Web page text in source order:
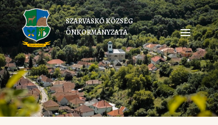
SZARVASKŐ KÖZSÉG
ÖNKORMÁNYZATA